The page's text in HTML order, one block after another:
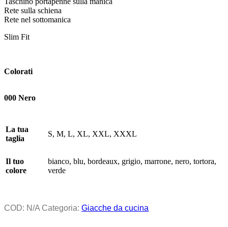
Rete sulla schiena
Rete nel sottomanica
Slim Fit
Colorati
000 Nero
La tua
taglia
S, M, L, XL, XXL, XXXL
Il tuo
colore
bianco, blu, bordeaux, grigio, marrone, nero, tortora,
verde
COD: N/A Categoria: Giacche da cucina